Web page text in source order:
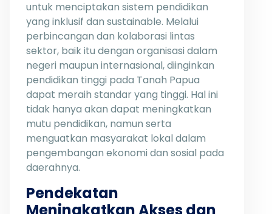
untuk menciptakan sistem pendidikan
yang inklusif dan sustainable. Melalui
perbincangan dan kolaborasi lintas
sektor, baik itu dengan organisasi dalam
negeri maupun internasional, diinginkan
pendidikan tinggi pada Tanah Papua
dapat meraih standar yang tinggi. Hal ini
tidak hanya akan dapat meningkatkan
mutu pendidikan, namun serta
menguatkan masyarakat lokal dalam
pengembangan ekonomi dan sosial pada
daerahnya.
Pendekatan